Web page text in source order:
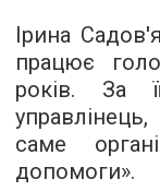
Ірина
працює
років. За
саме
допомоги».